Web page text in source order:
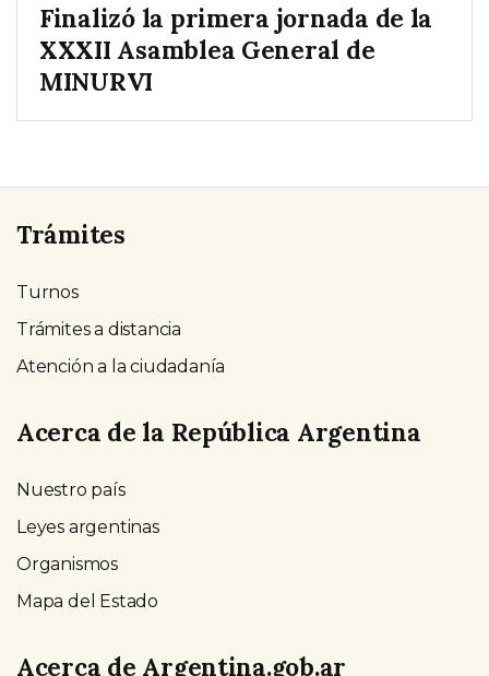
Finalizó la primera jornada de la
XXXII Asamblea General de
MINURVI
Trámites
Turnos
Trámites a distancia
Atención a la ciudadanía
Acerca de la República Argentina
Nuestro país
Leyes argentinas
Organismos
Mapa del Estado
Acerca de Argentina.gob.ar